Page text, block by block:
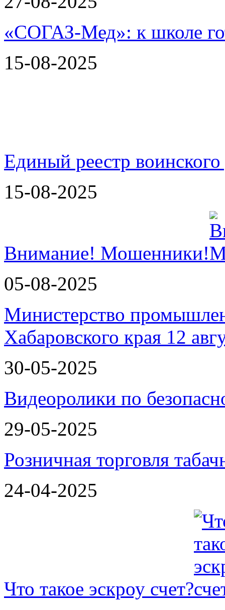
«СОГАЗ-Мед»: к школе
15-08-2025
Единый реестр воинского
15-08-2025
Внимание! Мошенники!
05-08-2025
Министерство
Хабаровского края 12
30-05-2025
Видеоролики по
29-05-2025
Розничная торговля
24-04-2025
Что такое эскроу счет?